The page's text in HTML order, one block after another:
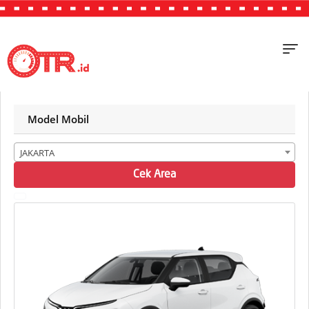
Model Mobil
JAKARTA
Cek Area